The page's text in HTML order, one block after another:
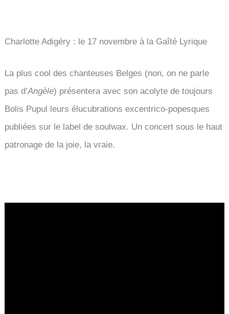
Charlotte Adigéry : le 17 novembre à la Gaîté Lyrique
La plus cool des chanteuses Belges (non, on ne parle
pas d’Angèle) présentera avec son acolyte de toujours
Bolis Pupul leurs élucubrations excentrico-popesques
publiées sur le label de soulwax. Un concert sous le haut
patronage de la joie, la vraie.